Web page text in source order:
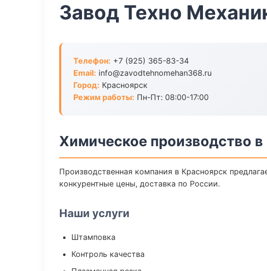
Завод Техно
Телефон: +7 (925) 365-83-34
Email: info@zavodtehnomehan368.ru
Город: Красноярск
Режим работы: Пн-Пт: 08:00-17:00
Химическое производство
Производственная компания в Красноярск
конкурентные цены, доставка по России.
Наши услуги
Штамповка
Контроль качества